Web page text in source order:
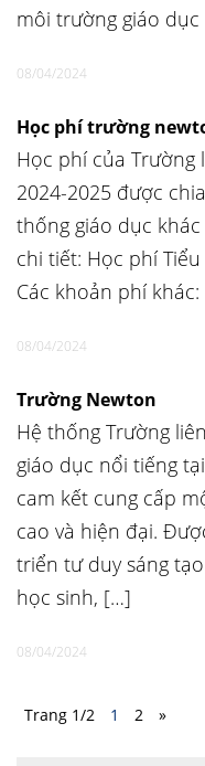
môi trường giáo
08/04/2024
Học phí trường
Học phí của
2024-2025 được
thống giáo dục
chi tiết: Học phí
Các khoản phí khác:
08/04/2024
Trường Newton
Hệ thống Trường
giáo dục nổi tiếng
cam kết cung cấp
cao và hiện đại.
triển tư duy sáng
học sinh, […]
08/04/2024
Trang 1/2 1 2 »